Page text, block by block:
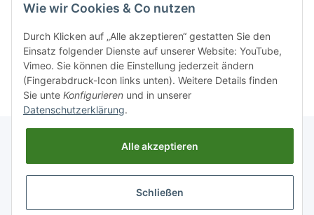
Kategorien
Informationen
Gesetzliche Informationen
Wie wir Cookies & Co nutzen
Durch Klicken auf „Alle akzeptieren“ gestatten Sie den
Einsatz folgender Dienste auf unserer Website: YouTube,
Vimeo. Sie können die Einstellung jederzeit ändern
(Fingerabdruck-Icon links unten). Weitere Details finden
Sie unte Konfigurieren und in unserer
Datenschutzerklärung.
Alle akzeptieren
Schließen